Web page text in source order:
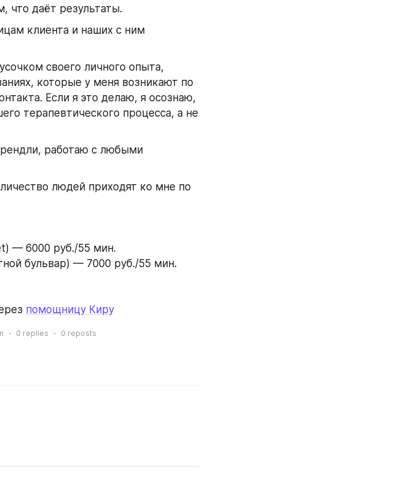
что даёт результаты.
клиента и наших с ним
своего личного опыта,
которые у меня возникают по
Если я это делаю, я осознаю,
терапевтического процесса, а не
работаю с любыми
людей приходят ко мне по
— 6000 руб./55 мин.
бульвар) — 7000 руб./55 мин.
помощницу Киру
0 replies 0 reposts